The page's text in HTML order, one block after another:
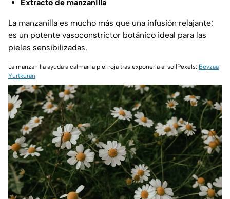
Extracto de manzanilla
La manzanilla es mucho más que una infusión relajante;
es un potente vasoconstrictor botánico ideal para las
pieles sensibilizadas.
La manzanilla ayuda a calmar la piel roja tras exponerla al sol|Pexels: Beyzaa
Yurtkuran